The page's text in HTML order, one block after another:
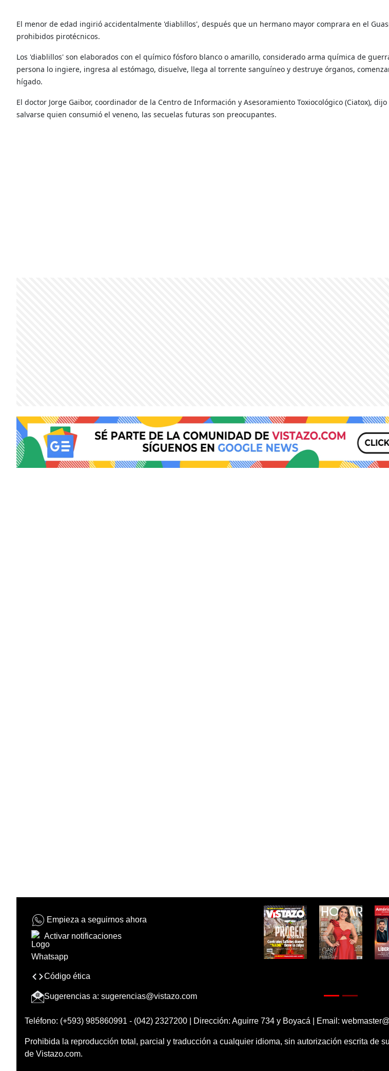
El menor de edad ingirió accidentalmente 'diablillos', después que un hermano mayor comprara en el
prohibidos pirotécnicos.
Los 'diablillos' son elaborados con el químico fósforo blanco o amarillo, considerado arma química de
persona lo ingiere, ingresa al estómago, disuelve, llega al torrente sanguíneo y destruye órganos,
hígado.
El doctor Jorge Gaibor, coordinador de la Centro de Información y Asesoramiento Toxiocológico (Ciatox),
salvarse quien consumió el veneno, las secuelas futuras son preocupantes.
Empieza a seguirnos ahora
Activar notificaciones
Código ética
Sugerencias a: sugerencias@vistazo.com
Teléfono: (+593) 985860991 - (042) 2327200 | Dirección: Aguirre 734 y Boyacá | Email:
Prohibida la reproducción total, parcial y traducción a cualquier idioma, sin autorización escrita de
de Vistazo.com.